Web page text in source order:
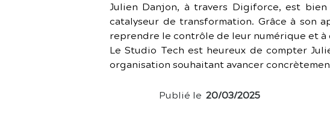
Julien Danjon, à travers Digiforce, est
catalyseur de transformation. Grâce à son
reprendre le contrôle de leur numérique et
Le Studio Tech est heureux de compter
organisation souhaitant avancer
Publié le 20/03/2025